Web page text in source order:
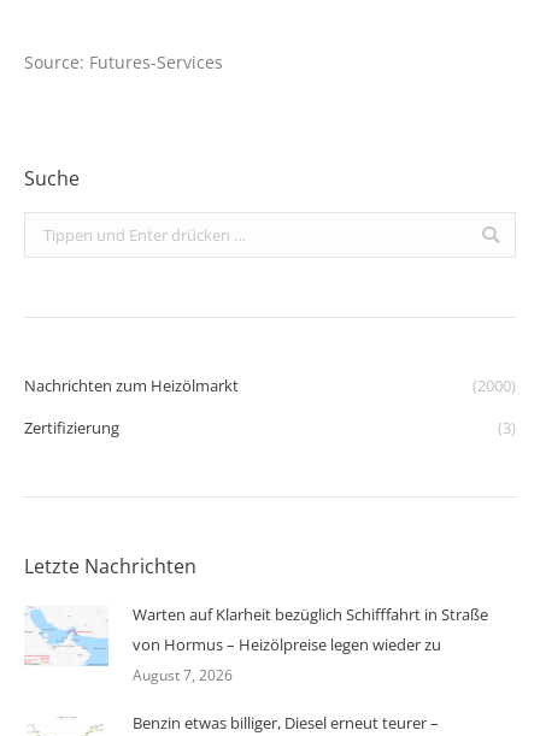
Source: Futures-Services
Suche
Search:
Nachrichten zum Heizölmarkt
(2000)
Zertifizierung
(3)
Letzte Nachrichten
Warten auf Klarheit bezüglich Schifffahrt in Straße
von Hormus – Heizölpreise legen wieder zu
August 7, 2026
Benzin etwas billiger, Diesel erneut teurer –